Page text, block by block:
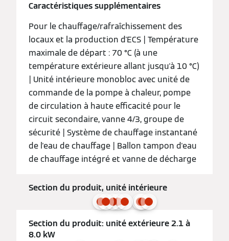
Caractéristiques supplémentaires
Pour le chauffage/rafraîchissement des
locaux et la production d'ECS | Température
maximale de départ : 70 °C (à une
température extérieure allant jusqu'à 10 °C)
| Unité intérieure monobloc avec unité de
commande de la pompe à chaleur, pompe
de circulation à haute efficacité pour le
circuit secondaire, vanne 4/3, groupe de
sécurité | Système de chauffage instantané
de l'eau de chauffage | Ballon tampon d'eau
de chauffage intégré et vanne de décharge
Section du produit, unité intérieure
Section du produit: unité extérieure 2.1 à
8.0 kW